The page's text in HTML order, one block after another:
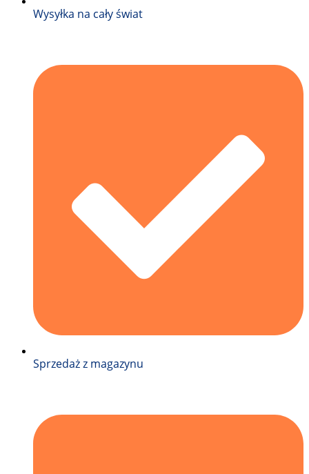
Wysyłka na cały świat
Sprzedaż z magazynu